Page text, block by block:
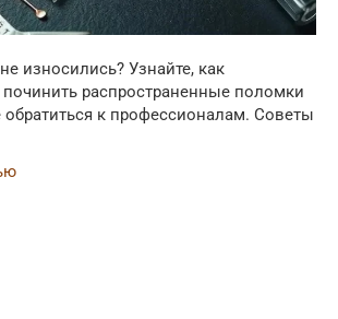
износились? Узнайте, как
распространенные поломки
обратиться к профессионалам. Советы